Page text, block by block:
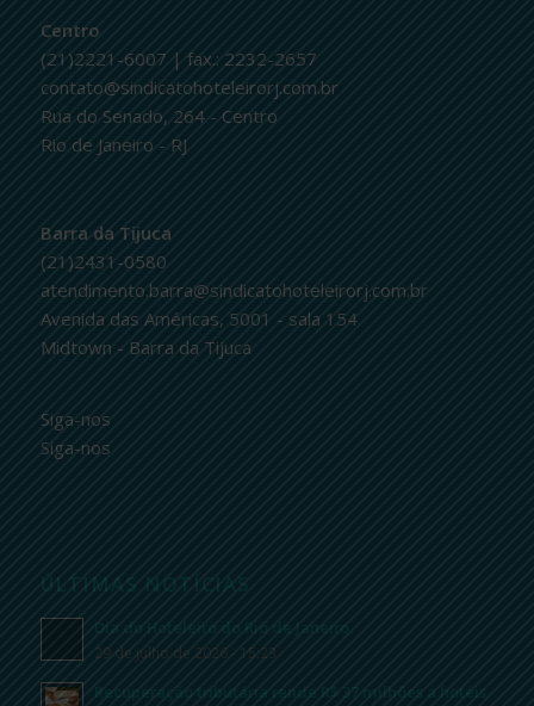
Centro
(21)2221-6007 | fax.: 2232-2657
contato@sindicatohoteleirorj.com.br
Rua do Senado, 264 - Centro
Rio de Janeiro - RJ
Barra da Tijuca
(21)2431-0580
atendimento.barra@sindicatohoteleirorj.com.br
Avenida das Américas, 5001 - sala 154
Midtown - Barra da Tijuca
Siga-nos
Siga-nos
ÚLTIMAS NOTÍCIAS
Dia do Hoteleiro do Rio de Janeiro
29 de julho de 2026 - 15:23
Recuperação tributária rende R$ 37 milhões a hotéis